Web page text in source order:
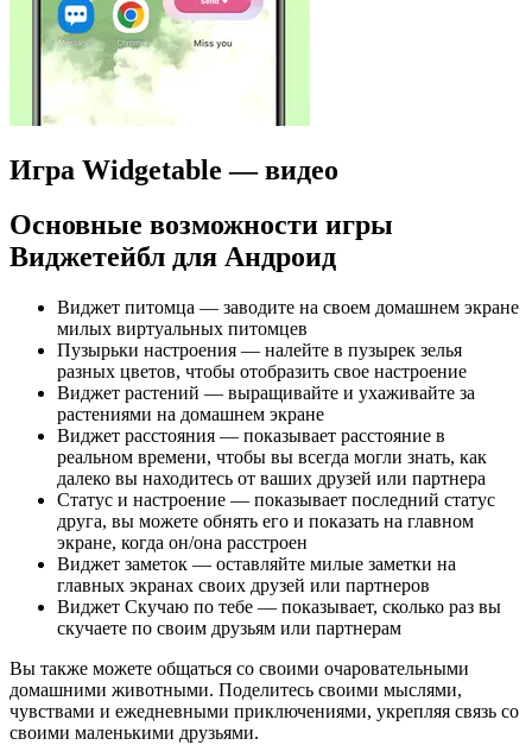
Игра Widgetable — видео
Основные возможности игры
Виджетейбл для Андроид
Виджет питомца — заводите на своем домашнем экране
милых виртуальных питомцев
Пузырьки настроения — налейте в пузырек зелья
разных цветов, чтобы отобразить свое настроение
Виджет растений — выращивайте и ухаживайте за
растениями на домашнем экране
Виджет расстояния — показывает расстояние в
реальном времени, чтобы вы всегда могли знать, как
далеко вы находитесь от ваших друзей или партнера
Статус и настроение — показывает последний статус
друга, вы можете обнять его и показать на главном
экране, когда он/она расстроен
Виджет заметок — оставляйте милые заметки на
главных экранах своих друзей или партнеров
Виджет Скучаю по тебе — показывает, сколько раз вы
скучаете по своим друзьям или партнерам
Вы также можете общаться со своими очаровательными
домашними животными. Поделитесь своими мыслями,
чувствами и ежедневными приключениями, укрепляя связь со
своими маленькими друзьями.